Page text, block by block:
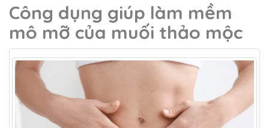
Công dụng giúp làm mềm
mô mỡ của muối thảo mộc